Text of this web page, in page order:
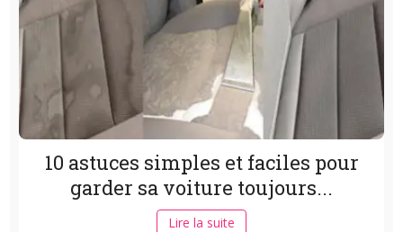
10 astuces simples et faciles pour
garder sa voiture toujours...
Lire la suite